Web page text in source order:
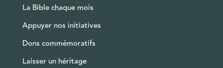
La Bible chaque mois
Appuyer nos initiatives
Dons commémoratifs
Laisser un héritage